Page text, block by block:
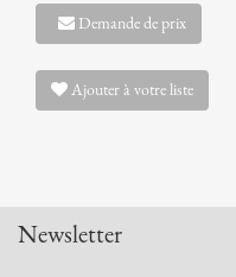
Demande de prix
Ajouter à votre liste
Newsletter